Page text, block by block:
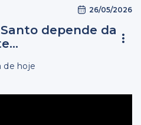
26/05/2026
depende da
de hoje